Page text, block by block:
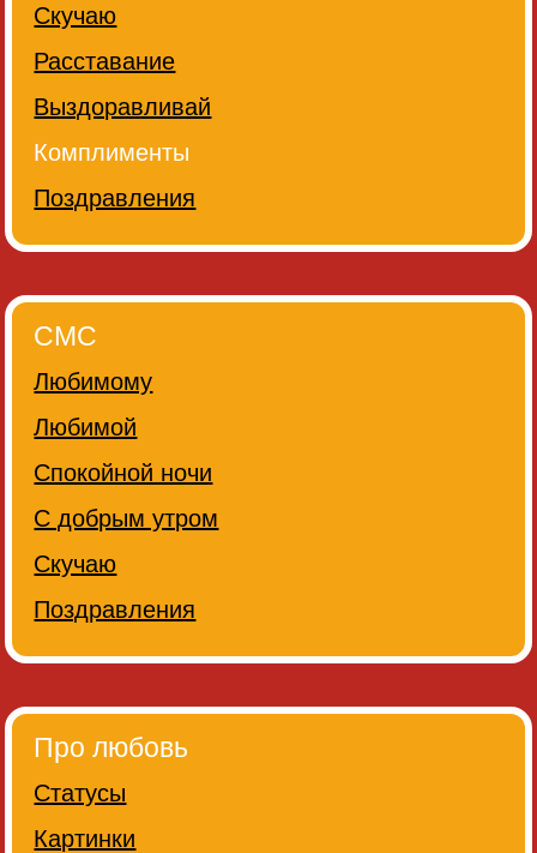
Скучаю
Расставание
Выздоравливай
Комплименты
Поздравления
СМС
Любимому
Любимой
Спокойной ночи
С добрым утром
Скучаю
Поздравления
Про любовь
Статусы
Картинки